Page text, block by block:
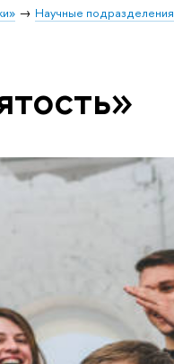
Научные подразделения